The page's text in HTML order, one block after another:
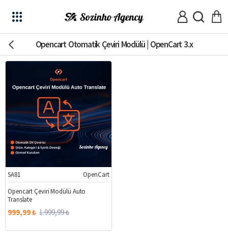
Opencart Otomatik Çeviri Modülü | OpenCart 3.x
%50
SA81
OpenCart
Opencart Çeviri Modülü Auto
Translate
999,99 ₺ 1.999,99 ₺